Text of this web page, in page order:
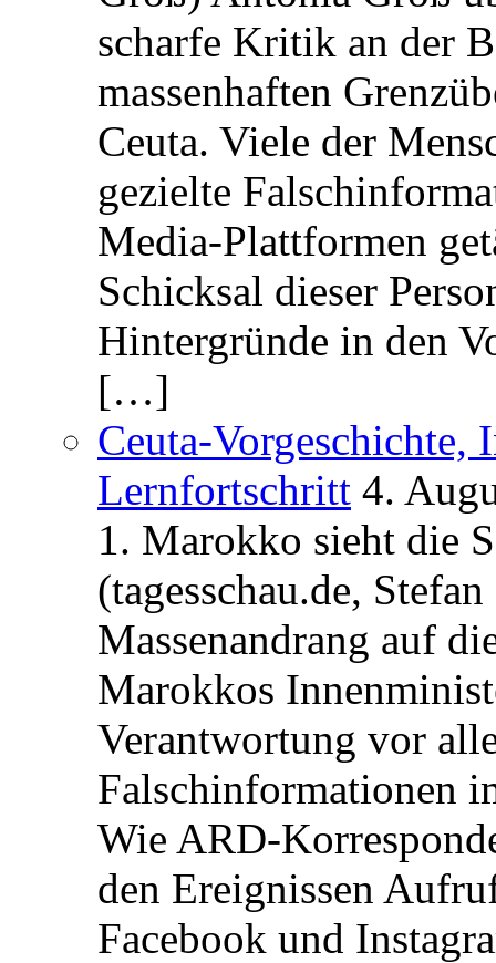
scharfe Kritik an der
massenhaften
Ceuta. Viele der
gezielte
Media-Plattformen
Schicksal dieser
Hintergründe in den
[…]
Ceuta-Vorgeschichte,
Lernfortschritt 4.
1. Marokko sieht die
(tagesschau.de,
Massenandrang auf
Marokkos
Verantwortung vor
Falschinformationen
Wie ARD-
den Ereignissen
Facebook und